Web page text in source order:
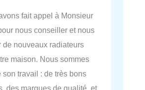
fait appel à Monsieur
nous conseiller et nous
de nouveaux radiateurs
maison. Nous sommes
son travail : de très bons
des marques de qualité, et